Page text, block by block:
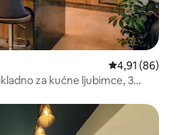
Prosječna
4,91 (86)
za kućne ljubimce, 3